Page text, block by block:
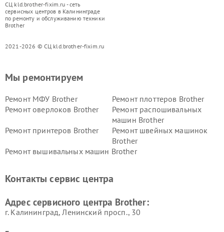
СЦ kld.brother-fixim.ru - сеть
сервисных центров в Калининграде
по ремонту и обслуживанию техники
Brother
2021-2026 © СЦ kld.brother-fixim.ru
Мы ремонтируем
Ремонт МФУ Brother
Ремонт плоттеров Brother
Ремонт оверлоков Brother
Ремонт распошивальных
машин Brother
Ремонт принтеров Brother
Ремонт швейных машинок
Brother
Ремонт вышивальных машин Brother
Контакты сервис центра
Адрес сервисного центра Brother:
г. Калининград, Ленинский просп., 30